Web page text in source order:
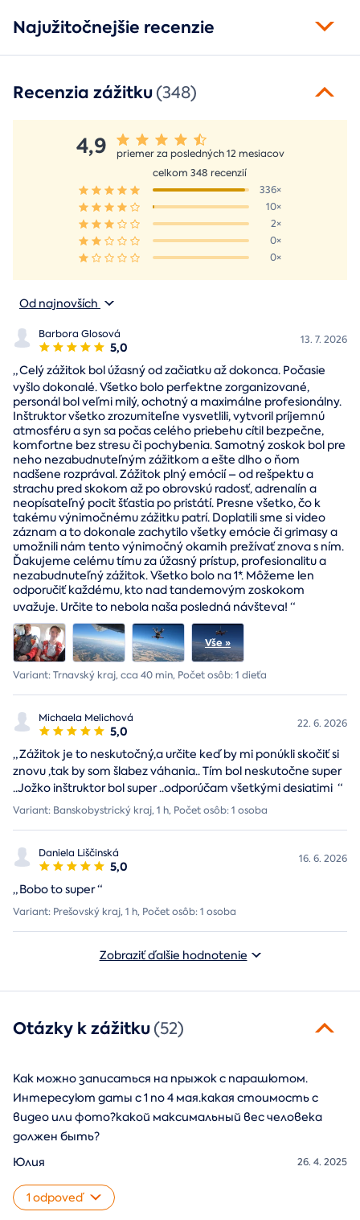
Najužitočnejšie recenzie
Recenzia zážitku(348)
4,9
priemer za posledných 12 mesiacov
celkom 348 recenzií
336×
10×
2×
0×
0×
Od najnovších
Barbora Glosová
5,0 13. 7. 2026
„Celý zážitok bol úžasný od začiatku až dokonca. Počasie
vyšlo dokonalé. Všetko bolo perfektne zorganizované,
personál bol veľmi milý, ochotný a maximálne profesionálny.
Inštruktor všetko zrozumiteľne vysvetlili, vytvoril príjemnú
atmosféru a syn sa počas celého priebehu cítil bezpečne,
komfortne bez stresu či pochybenia. Samotný zoskok bol pre
neho nezabudnuteľným zážitkom a ešte dlho o ňom
nadšene rozprával. Zážitok plný emócií – od rešpektu a
strachu pred skokom až po obrovskú radosť, adrenalín a
neopísateľný pocit šťastia po pristátí. Presne všetko, čo k
takému výnimočnému zážitku patrí. Doplatili sme si video
záznam a to dokonale zachytilo všetky emócie či grimasy a
umožnili nám tento výnimočný okamih prežívať znova s ním.
Ďakujeme celému tímu za úžasný prístup, profesionalitu a
nezabudnuteľný zážitok. Všetko bolo na 1*. Môžeme len
odporučiť každému, kto nad tandemovým zoskokom
uvažuje. Určite to nebola naša posledná návšteva! “
Variant: Trnavský kraj, cca 40 min, Počet osôb: 1 dieťa
Michaela Melichová
5,0 22. 6. 2026
„Zážitok je to neskutočný,a určite keď by mi ponúkli skočiť si
znovu ,tak by som šlabez váhania.. Tím bol neskutočne super
..Jožko inštruktor bol super ..odporúčam všetkými desiatimi “
Variant: Banskobystrický kraj, 1 h, Počet osôb: 1 osoba
Daniela Liščinská
5,0 16. 6. 2026
„Bobo to super“
Variant: Prešovský kraj, 1 h, Počet osôb: 1 osoba
Zobraziť ďalšie hodnotenie
Otázky k zážitku(52)
Как можно записаться на прыжок с парашютом.
Интересуют даты с 1 по 4 мая.какая стоимость с
видео или фото?какой максимальный вес человека
должен быть?
26. 4. 2025
Юлия
1 odpoveď